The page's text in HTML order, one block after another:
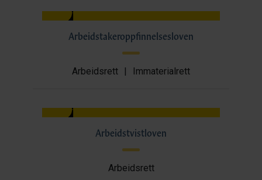
Arbeidstakeroppfinnelsesloven
Arbeidsrett | Immaterialrett
Arbeidstvistloven
Arbeidsrett